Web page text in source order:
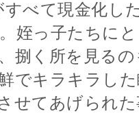
べて現金化し
姪っ子たちに
捌く所を見る
でキラキラし
せてあげられ